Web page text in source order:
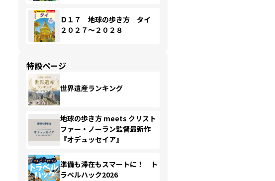
Ｄ１７ 地球の歩き方 タイ
２０２７～２０２８
特設ページ
世界遺産ランキング
地球の歩き方 meets クリスト
ファー・ノーラン監督最新作
『オデュッセイア』
準備も滞在もスマートに！ ト
ラベルハック2026